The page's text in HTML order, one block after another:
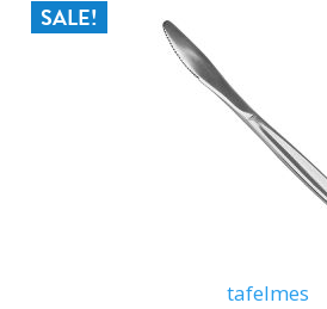
SALE!
tafelmes